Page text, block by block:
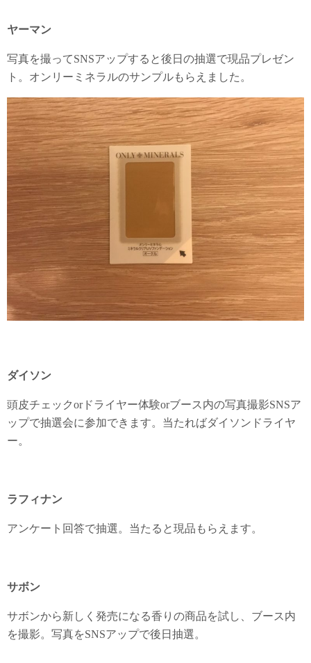
ヤーマン
写真を撮ってSNSアップすると後日の抽選で現品プレゼン
ト。オンリーミネラルのサンプルもらえました。
ダイソン
頭皮チェックorドライヤー体験orブース内の写真撮影SNSア
ップで抽選会に参加できます。当たればダイソンドライヤ
ー。
ラフィナン
アンケート回答で抽選。当たると現品もらえます。
サボン
サボンから新しく発売になる香りの商品を試し、ブース内
を撮影。写真をSNSアップで後日抽選。